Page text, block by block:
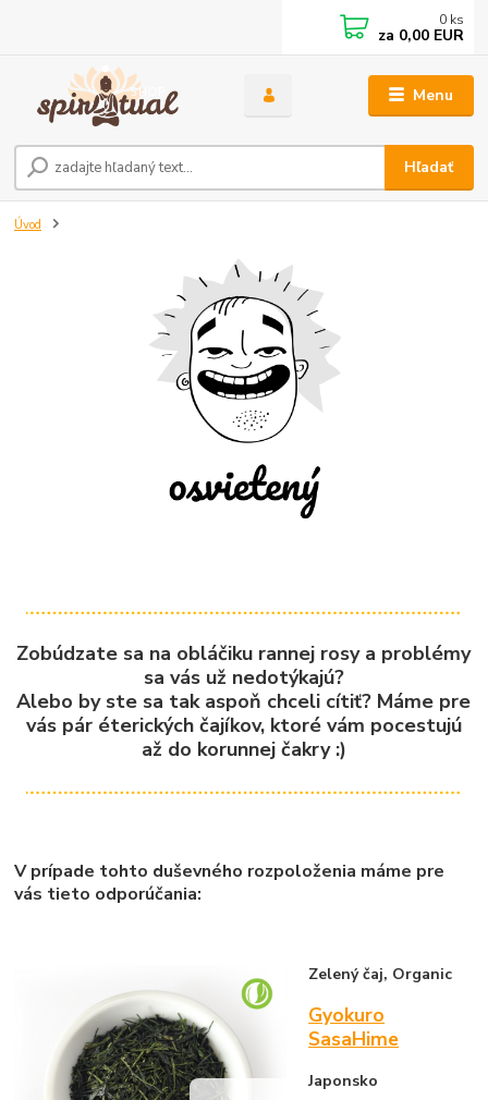
Menu
Hľadať
0 ks
za 0,00 EUR
Úvod
Zobúdzate sa na obláčiku rannej rosy a problémy
sa vás už nedotýkajú?
Alebo by ste sa tak aspoň chceli cítiť? Máme pre
vás pár éterických čajíkov, ktoré vám pocestujú
až do korunnej čakry :)
V prípade tohto duševného rozpoloženia máme pre
vás tieto odporúčania:
Zelený čaj, Organic
Gyokuro
SasaHime
Japonsko